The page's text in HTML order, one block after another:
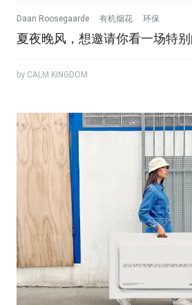
Daan Roosegaarde 有机烟花 环保
夏夜晚风，想邀请你看一场特
by CALM KINGDOM